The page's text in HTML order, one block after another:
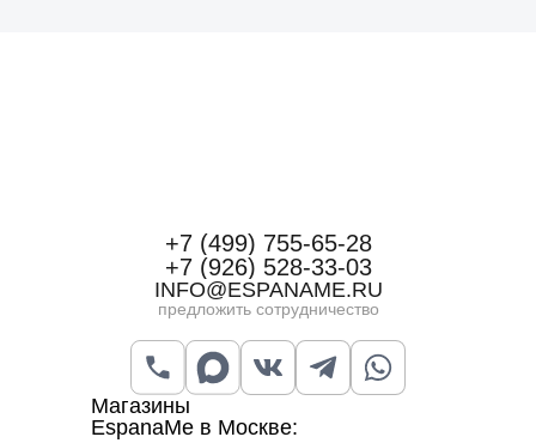
Магазины
EspanaMe в Москве:
+7 (499) 755-65-28
+7 (926) 528-33-03
INFO@ESPANAME.RU
предложить сотрудничество